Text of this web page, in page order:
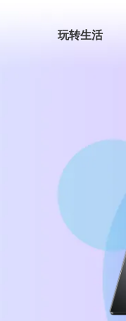
玩转生活